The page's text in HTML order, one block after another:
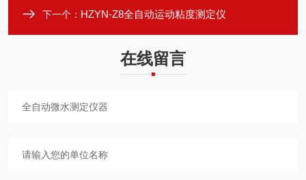
下一个： HZYN-Z8全自动运动粘度测定仪
在线留言